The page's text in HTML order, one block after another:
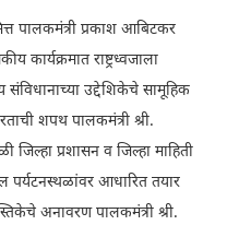
पालकमंत्री प्रकाश आबिटकर
कार्यक्रमात राष्ट्रध्वजाला
उद्देशिकेचे सामूहिक
शपथ पालकमंत्री श्री.
जिल्हा प्रशासन व जिल्हा माहिती
पर्यटनस्थळांवर आधारित तयार
अनावरण पालकमंत्री श्री.